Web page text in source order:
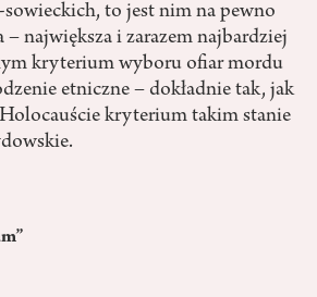
to jest nim na pewno
– największa i zarazem najbardziej
kryterium wyboru ofiar mordu
etniczne – dokładnie tak, jak
kryterium takim stanie